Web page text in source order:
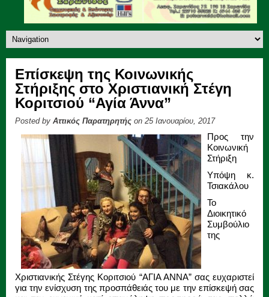
Επίσκεψη της Κοινωνικής
Στήριξης στο Χριστιανική Στέγη
Κοριτσιού “Αγία Άννα”
Posted by Αττικός Παρατηρητής on 25 Ιανουαρίου, 2017
Προς την
Κοινωνική
Στήριξη
Υπόψη κ.
Τσιακάλου
Το
Διοικητικό
Συμβούλιο
της
Χριστιανικής Στέγης Κοριτσιού “ΑΓΙΑ ΑΝΝΑ” σας ευχαριστεί
για την ενίσχυση της προσπάθειάς του με την επίσκεψή σας